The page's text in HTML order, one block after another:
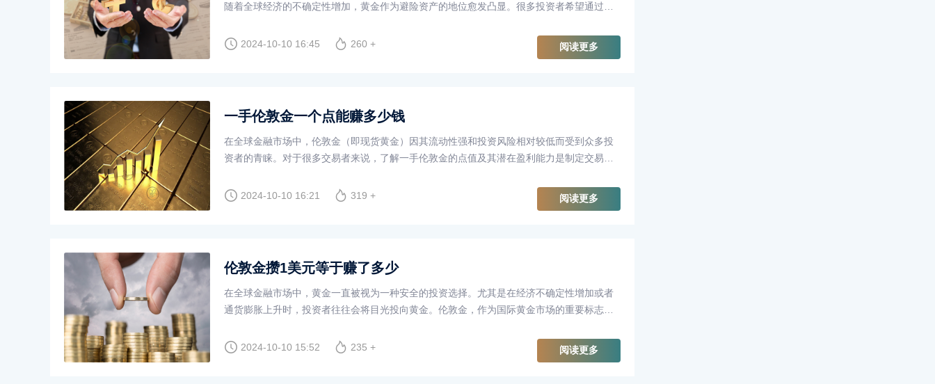
随着全球经济的不确定性增加，黄金作为避险资产的地位愈发凸显。很多投资者希望通过交
是至关重要的。
2024-10-10 16:45 260 + 阅读更多
一手伦敦金一个点能赚多少钱
在全球金融市场中，伦敦金（即现货黄金）因其流动性强和投资风险相对较低而受到众多投
资者的青睐。对于很多交易者来说，了解一手伦敦金的点值及其潜在盈利能力是制定交易策
提升盈利能力。
2024-10-10 16:21 319 + 阅读更多
伦敦金攒1美元等于赚了多少
在全球金融市场中，黄金一直被视为一种安全的投资选择。尤其是在经济不确定性增加或者
通货膨胀上升时，投资者往往会将目光投向黄金。伦敦金，作为国际黄金市场的重要标志，
攒1美元，究竟能赚到多少？
2024-10-10 15:52 235 + 阅读更多